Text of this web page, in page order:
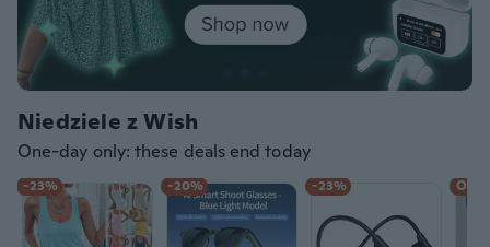
Niedziele z Wish
One-day only: these deals end today
-23% -20% -23%